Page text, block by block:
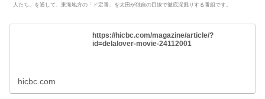
人たち」を通して、東海地方の「ド定番」を太田が独自の目線で徹底深掘りする番組です。
https://hicbc.com/magazine/article/?
id=delalover-movie-24112001
hicbc.com